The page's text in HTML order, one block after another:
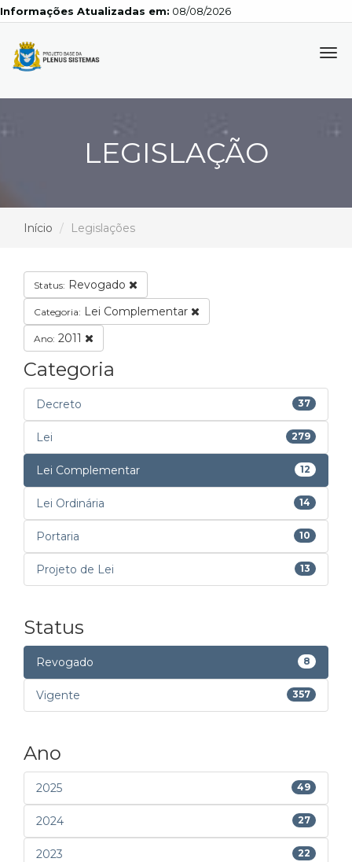
Atualizadas em: 08/08/2026
LEGISLAÇÃO
Início Legislações
Status: Revogado
Categoria: Lei Complementar
Ano: 2011
Categoria
Decreto 37
Lei 279
Lei Complementar 12
Lei Ordinária 14
Portaria 10
Projeto de Lei 13
Status
Revogado 8
Vigente 357
Ano
2025 49
2024 27
2023 22